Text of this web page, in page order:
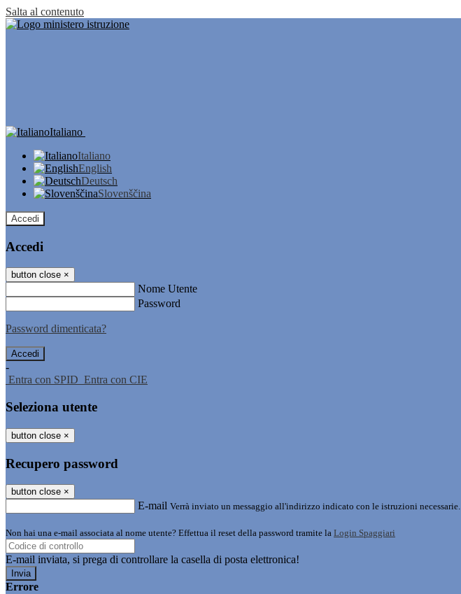
Salta al contenuto
Italiano
Italiano
English
Deutsch
Slovenščina
Accedi
Accedi
button close ×
Nome Utente
Password
Password dimenticata?
-
Entra con SPID Entra con CIE
Seleziona utente
button close ×
Recupero password
button close ×
E-mail Verrà inviato un messaggio all'indirizzo indicato con le istruzioni necessarie.
Non hai una e-mail associata al nome utente? Effettua il reset della password tramite la Login Spaggiari
E-mail inviata, si prega di controllare la casella di posta elettronica!
Errore